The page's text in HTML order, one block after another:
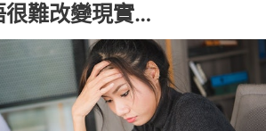
很難改變現實…